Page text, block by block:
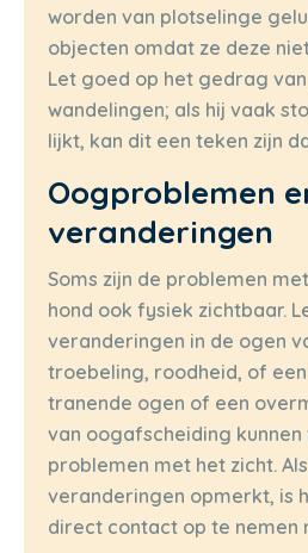
worden van plotselinge
objecten omdat ze deze
Let goed op het gedrag
wandelingen; als hij vaak
lijkt, kan dit een teken zijn
Oogproblemen
veranderingen
Soms zijn de problemen
hond ook fysiek zichtbaar.
veranderingen in de ogen
troebeling, roodheid, of een
tranende ogen of een
van oogafscheiding kunnen
problemen met het zicht.
veranderingen opmerkt, is
direct contact op te nemen